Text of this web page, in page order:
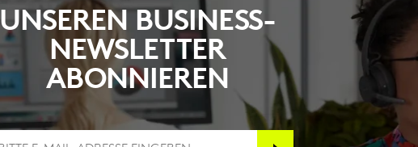
UNSEREN BUSINESS-
NEWSLETTER
ABONNIEREN